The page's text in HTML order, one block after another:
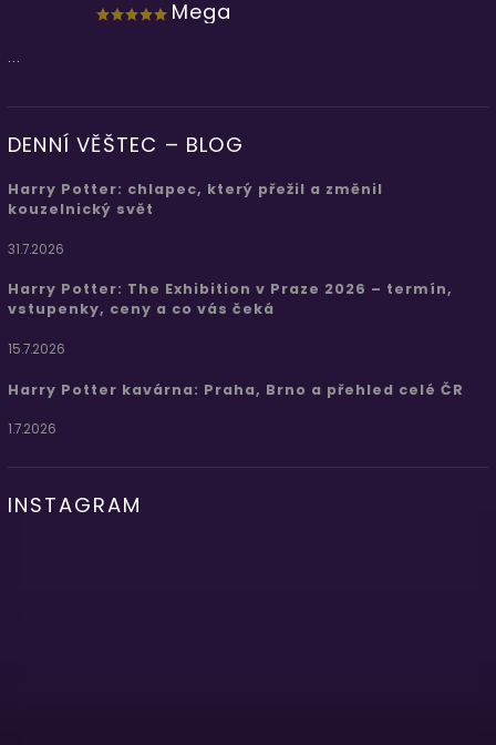
Mega
...
DENNÍ VĚŠTEC – BLOG
Harry Potter: chlapec, který přežil a změnil
kouzelnický svět
31.7.2026
Harry Potter: The Exhibition v Praze 2026 – termín,
vstupenky, ceny a co vás čeká
15.7.2026
Harry Potter kavárna: Praha, Brno a přehled celé ČR
1.7.2026
INSTAGRAM